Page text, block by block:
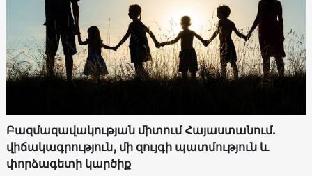
Բազմազավակության միտում Հայաստանում.
վիճակագրություն, մի զույգի պատմություն և
փորձագետի կարծիք